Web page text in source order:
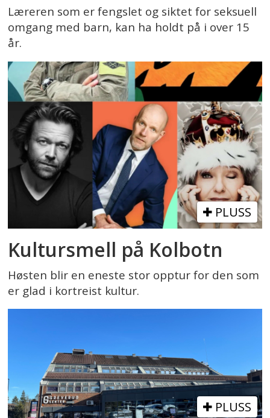
Læreren som er fengslet og siktet for seksuell
omgang med barn, kan ha holdt på i over 15
år.
PLUSS
Kultursmell på Kolbotn
Høsten blir en eneste stor opptur for den som
er glad i kortreist kultur.
PLUSS